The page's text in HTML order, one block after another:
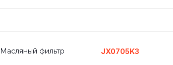
Масляный фильтр JX0705K3